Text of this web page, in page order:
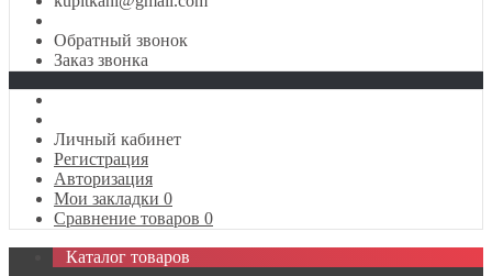
Обратный звонок
Заказ звонка
Личный кабинет
Регистрация
Авторизация
Мои закладки 0
Сравнение товаров 0
Каталог товаров